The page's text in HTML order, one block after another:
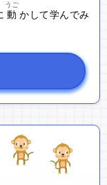
動
うご
かして学んでみ